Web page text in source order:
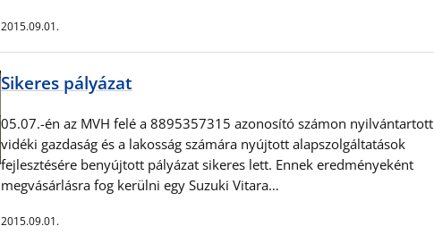
2015.09.01.
Sikeres pályázat
05.07.-én az MVH felé a 8895357315 azonosító számon nyilvántartott
vidéki gazdaság és a lakosság számára nyújtott alapszolgáltatások
fejlesztésére benyújtott pályázat sikeres lett. Ennek eredményeként
megvásárlásra fog kerülni egy Suzuki Vitara…
2015.09.01.